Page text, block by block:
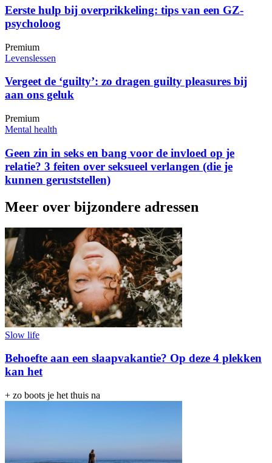
Eerste hulp bij overprikkeling: tips van een GZ-
psycholoog
Premium
Levenslessen
Vergeet de ‘guilty’: zo dragen guilty pleasures bij
aan ons geluk
Premium
Mental health
Geen zin in seks en bang voor de invloed op je
relatie? 3 feiten over seksueel verlangen (die je
kunnen geruststellen)
Meer over bijzondere adressen
Slow life
Behoefte aan een slaapvakantie? Op deze 4 plekken
kan het
+ zo boots je het thuis na